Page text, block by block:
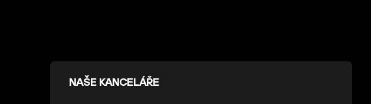
NAŠE KANCELÁŘE